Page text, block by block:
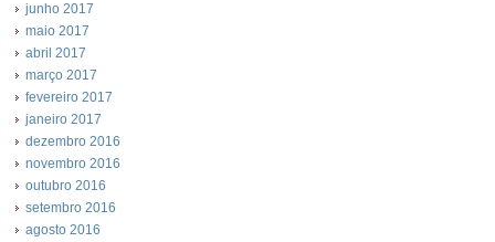
junho 2017
maio 2017
abril 2017
março 2017
fevereiro 2017
janeiro 2017
dezembro 2016
novembro 2016
outubro 2016
setembro 2016
agosto 2016